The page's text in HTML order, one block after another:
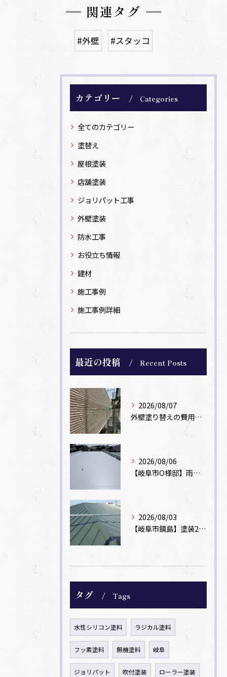
関連タグ
#外壁 #スタッコ
カテゴリー Categories
全てのカテゴリー
塗替え
屋根塗装
店舗塗装
ジョリパット工事
外壁塗装
防水工事
お役立ち情報
建材
施工事例
施工事例詳細
最近の投稿 Recent Posts
2026/08/07
外壁塗り替えの費用相場は？坪数別の価格目安と安く抑えるコツ【一級塗装士解説】
2026/08/06
【岐阜市O様邸】雨漏りを解消！塩ビシート機械固定工法による屋根防水工事
2026/08/03
【岐阜市鏡島】塗装2回のカラーベスト屋根をカバー工法でガルバリウム鋼板に改修！
タグ Tags
水性シリコン塗料 ラジカル塗料
フッ素塗料 無機塗料 岐阜
ジョリパット 吹付塗装 ローラー塗装